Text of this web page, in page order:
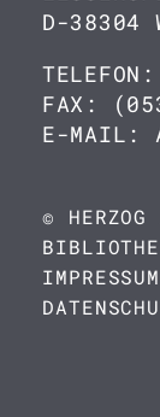
D-38304
FAX:
E-MAIL:
© HERZOG
IMPRESSUM